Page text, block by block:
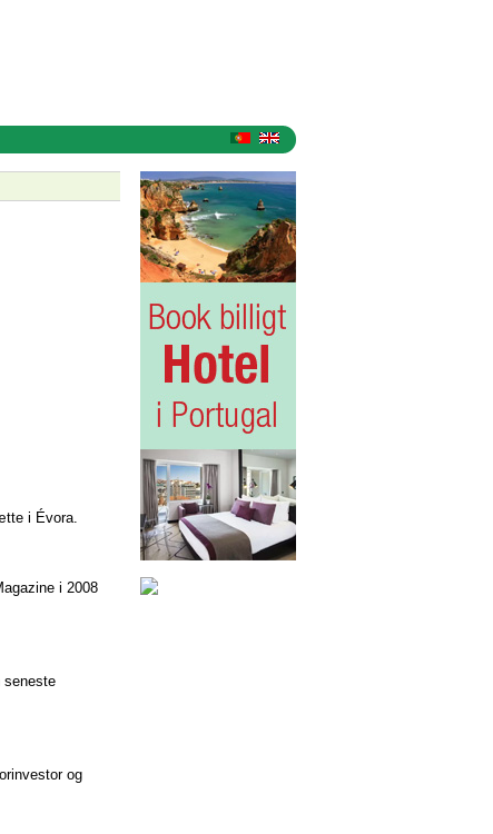
i Évora.
i 2008
seneste
og